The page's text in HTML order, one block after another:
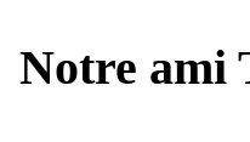
Notre ami